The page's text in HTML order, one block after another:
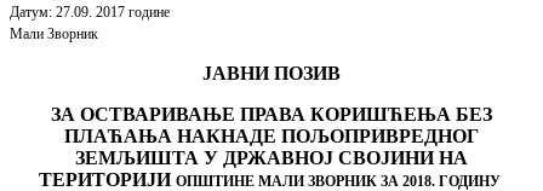
Датум: 27.09. 2017 године
Мали Зворник
ЈАВНИ ПОЗИВ
ЗА ОСТВАРИВАЊЕ ПРАВА КОРИШЋЕЊА БЕЗ
ПЛАЋАЊА НАКНАДЕ ПОЉОПРИВРЕДНОГ
ЗЕМЉИШТА У ДРЖАВНОЈ СВОЈИНИ НА
ТЕРИТОРИЈИ ОПШТИНЕ МАЛИ ЗВОРНИК ЗА 2018. ГОДИНУ